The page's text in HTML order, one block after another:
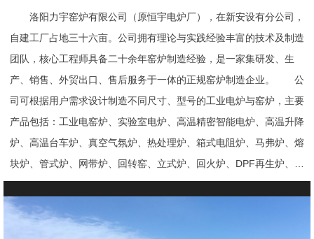
洛阳力宇窑炉有限公司（原恒宇电炉厂），在新安设有分公司，
自建工厂占地三十六亩。公司拥有理论与实践经验丰富的技术及制造
团队，核心工程师具备二十余年窑炉制造经验，是一家集研发、生
产、销售、外贸出口、售后服务于一体的正规窑炉制造企业。 公
司可根据用户需求设计制造不同尺寸、型号的工业电炉与窑炉，主要
产品包括：工业电窑炉、实验室电炉、高温精密智能电炉、高温升降
炉、高温台车炉、真空气氛炉、热处理炉、箱式电阻炉、马弗炉、熔
块炉、管式炉、网带炉、回转窑、立式炉、回火炉、DPF再生炉、试
验电炉、钟罩炉、退火炉、烧结炉、热震炉、高真空炉、重烧炉、牙
科烤瓷炉、真空CVD管式炉、高温节能电炉、气氛炉、井式电炉、
熔炼炉、推板窑炉、辊道窑炉、烘箱、真空干燥箱、工业烘箱、发热